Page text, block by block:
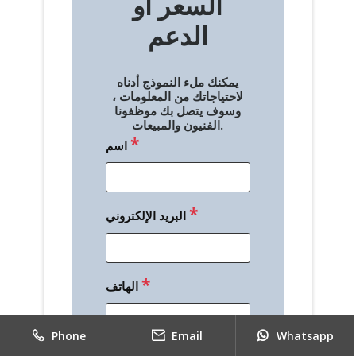
الدعم
يمكنك ملء النموذج أدناه
لاحتياجاتك من المعلومات ،
وسوف يتصل بك موظفونا
الفنيون والمبيعات.
اسم*
البريد الإلكتروني*
الهاتف*
Phone Email Whatsapp